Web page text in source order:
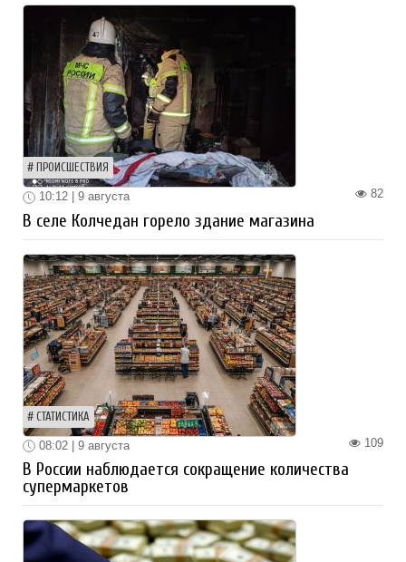
ПРОИСШЕСТВИЯ
82
10:12 | 9 августа
В селе Колчедан горело здание магазина
СТАТИСТИКА
109
08:02 | 9 августа
В России наблюдается сокращение количества
супермаркетов